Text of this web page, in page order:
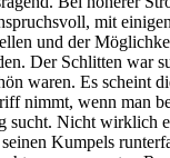
mit
und der
Der Schlitten war
waren. Es scheint
nimmt, wenn man
sucht. Nicht wirklich
Kumpels